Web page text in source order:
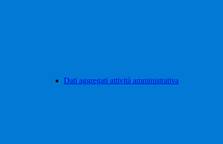
Dati aggregati attività amministrativa